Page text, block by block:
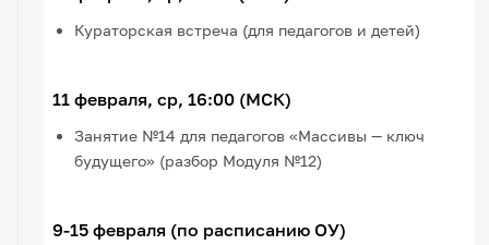
Кураторская встреча (для педагогов и детей)
11 февраля, ср, 16:00 (МСК)
Занятие №14 для педагогов «Массивы — ключ
будущего» (разбор Модуля №12)
9-15 февраля (по расписанию ОУ)